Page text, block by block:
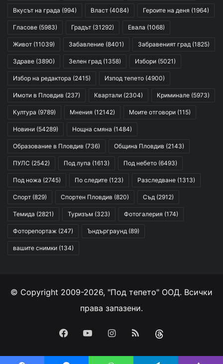
Вкусът на града (994) Власт (4084) Героите на деня (1964)
Гласове (5983) Градът (31292) Евала (1068)
Живот (11039) Забавление (8401) Забравеният град (1825)
Здраве (3890) Зелен град (1358) Избори (5021)
Избор на редактора (2415) Изпод тепето (4900)
Имоти в Пловдив (237) Квартали (2304) Криминале (5973)
Култура (9789) Мнения (12142) Моите отговори (115)
Новини (54289) Нощна смяна (1484)
Образование в Пловдив (736) Община Пловдив (2143)
ПУЛС (2542) Под лупа (1613) Под небето (6493)
Под ножа (2745) По следите (123) Разследване (1313)
Спорт (829) Спортен Пловдив (820) Съд (2912)
Темида (2821) Туризъм (323) Фотогалерия (174)
Фоторепортаж (247) Ъндърграунд (89)
вашите снимки (134)
© Copyright 2009-2026, "Под тепето" ООД. Всички
права запазени.
Facebook
YouTubeInstagram
RSS